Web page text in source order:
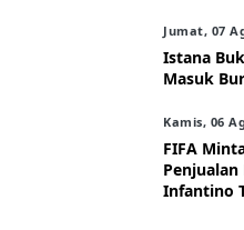
Jumat, 07
Istana
Masuk
Kamis, 06
FIFA
Penjualan
Infantino